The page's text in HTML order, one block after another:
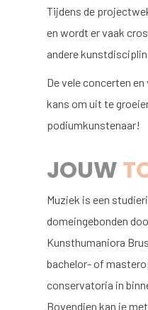
Tijdens de
en wordt er vaak
andere
De vele concerten
kans om uit te
podiumkunstenaar!
JOUW
Muziek is een
domeingebonden
Kunsthumaniora
bachelor- of
conservatoria in
Bovendien kan je